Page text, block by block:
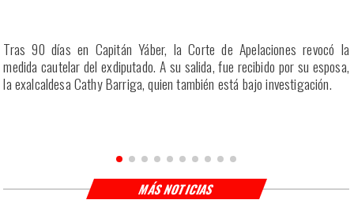
Tras 90 días en Capitán Yáber, la Corte de Apelaciones revocó la
medida cautelar del exdiputado. A su salida, fue recibido por su esposa,
la exalcaldesa Cathy Barriga, quien también está bajo investigación.
MÁS NOTICIAS